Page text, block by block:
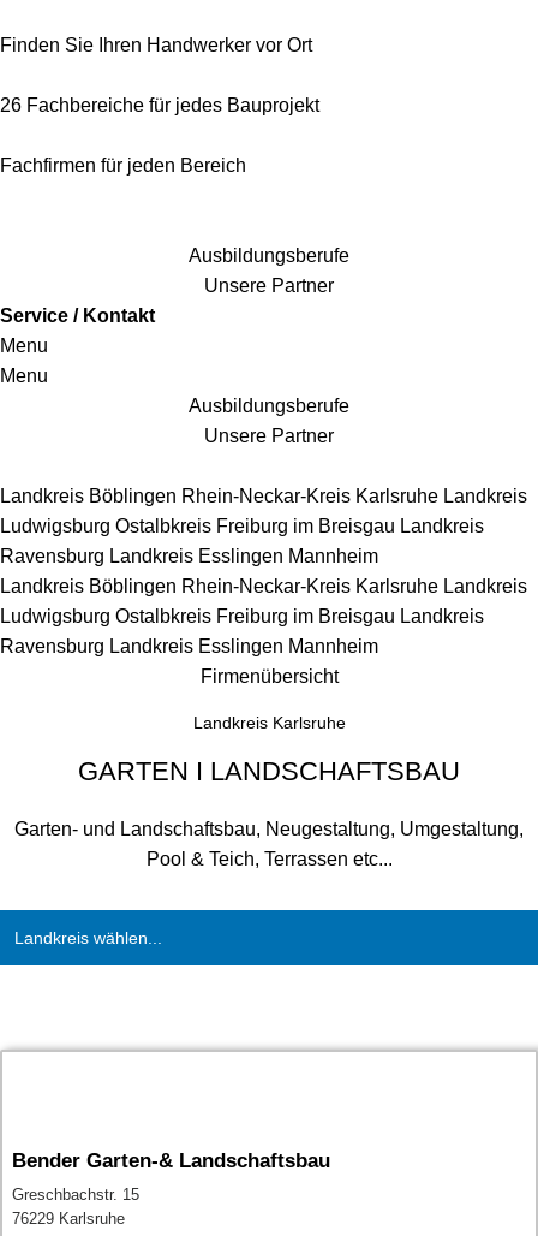
Finden Sie Ihren Handwerker vor Ort
26 Fachbereiche für jedes Bauprojekt
Fachfirmen für jeden Bereich
Ausbildungsberufe
Unsere Partner
Service / Kontakt
Menu
Menu
Ausbildungsberufe
Unsere Partner
Landkreis Böblingen Rhein-Neckar-Kreis Karlsruhe Landkreis
Ludwigsburg Ostalbkreis Freiburg im Breisgau Landkreis
Ravensburg Landkreis Esslingen Mannheim
Landkreis Böblingen Rhein-Neckar-Kreis Karlsruhe Landkreis
Ludwigsburg Ostalbkreis Freiburg im Breisgau Landkreis
Ravensburg Landkreis Esslingen Mannheim
Firmenübersicht
Landkreis Karlsruhe
GARTEN I LANDSCHAFTSBAU
Garten- und Landschaftsbau, Neugestaltung, Umgestaltung,
Pool & Teich, Terrassen etc...
Landkreis wählen...
Bender Garten-& Landschaftsbau
Greschbachstr. 15
76229 Karlsruhe